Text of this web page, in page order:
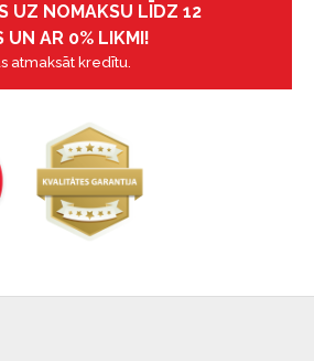
UZ NOMAKSU LĪDZ 12
UN AR 0% LIKMI!
atmaksāt kredītu.